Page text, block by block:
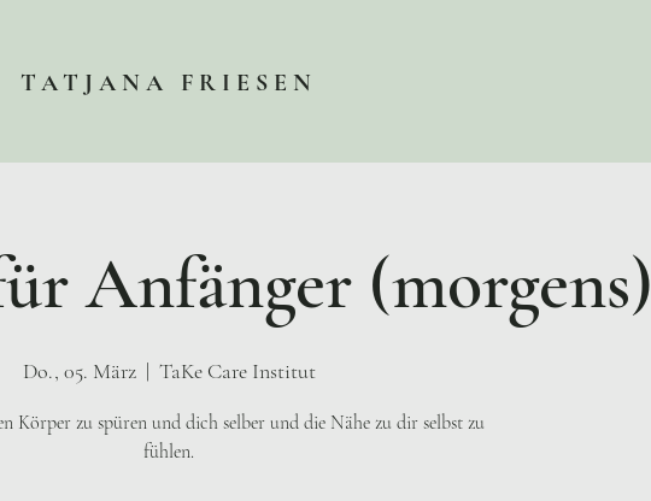
TATJANA FRIESEN
Anfänger (morgens)
Do., 05. März
  |
TaKe Care Institut
Körper zu spüren und dich selber und die Nähe zu dir selbst zu
fühlen.